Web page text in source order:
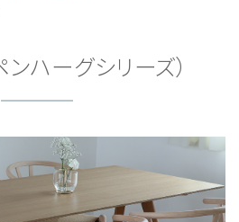
ハーグシリーズ）